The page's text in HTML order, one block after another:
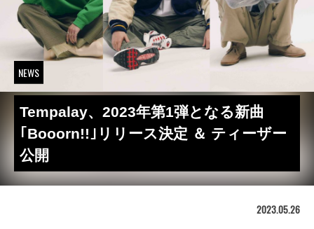
NEWS
Tempalay、2023年第1弾となる新曲
｢Booorn!!｣リリース決定 ＆ ティーザー
公開
2023.05.26